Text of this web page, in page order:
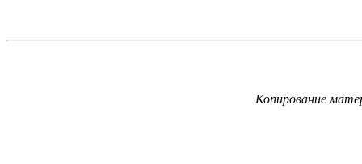
Копирование